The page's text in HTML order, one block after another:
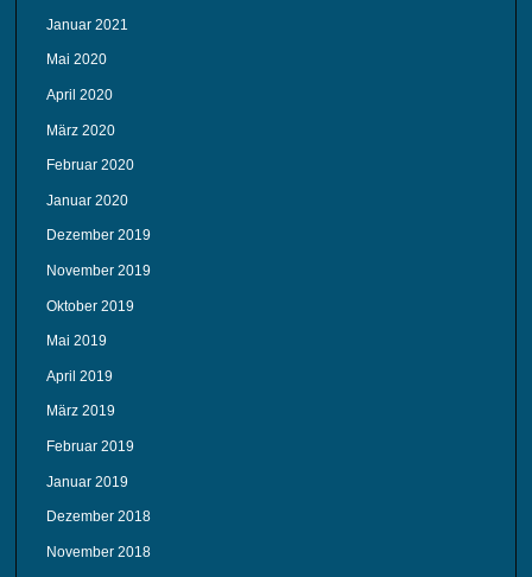
Januar 2021
Mai 2020
April 2020
März 2020
Februar 2020
Januar 2020
Dezember 2019
November 2019
Oktober 2019
Mai 2019
April 2019
März 2019
Februar 2019
Januar 2019
Dezember 2018
November 2018